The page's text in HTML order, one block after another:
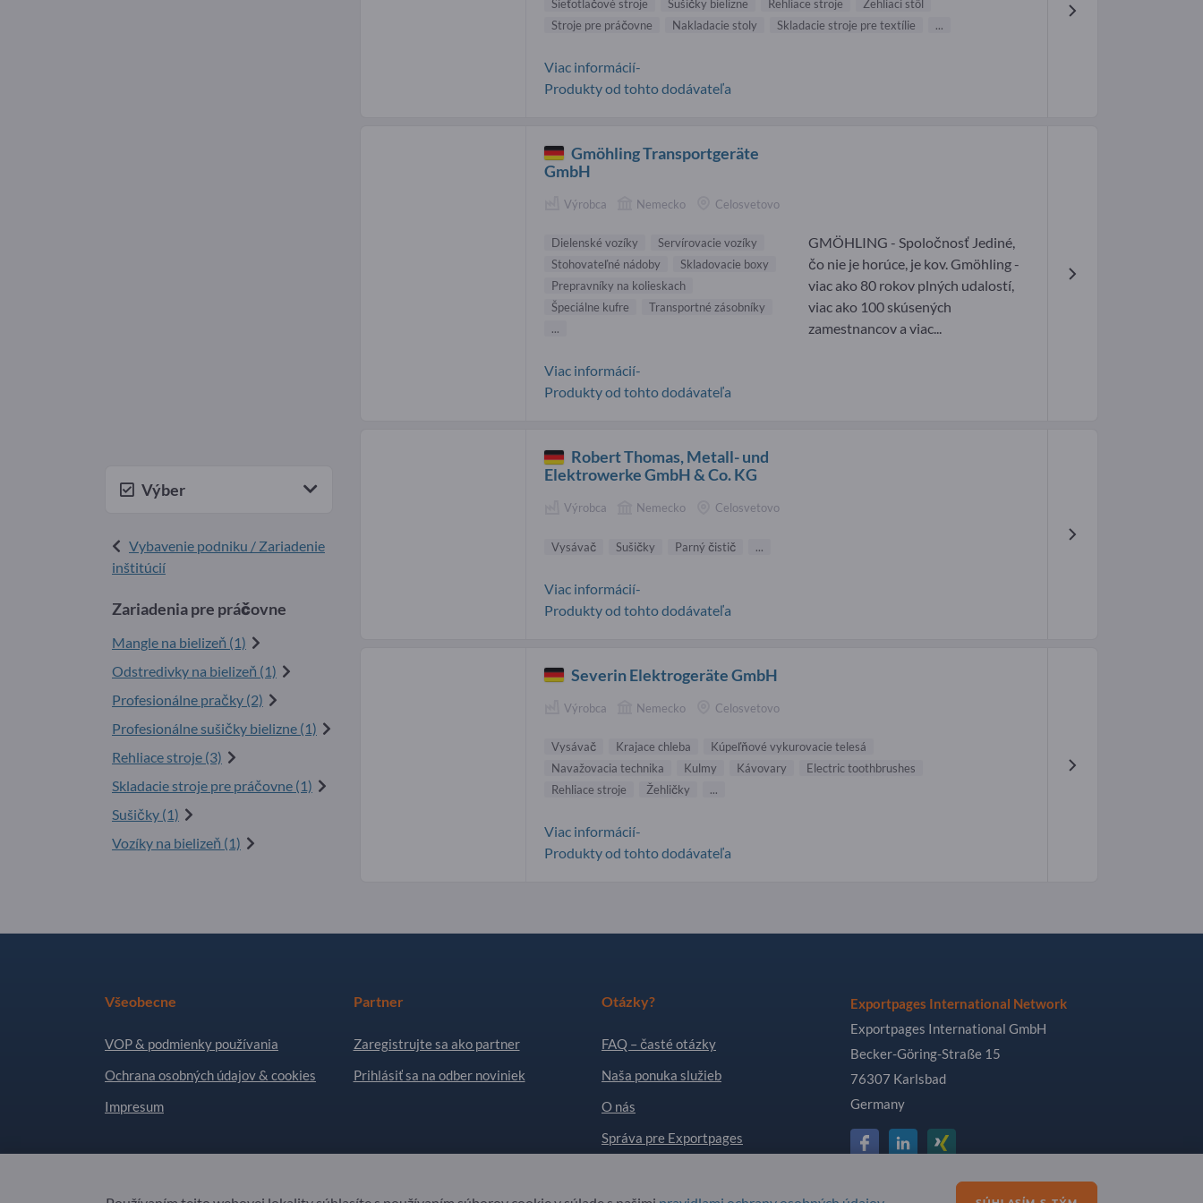
Výber
Vybavenie podniku / Zariadenie
inštitúcií
Zariadenia pre práčovne
Mangle na bielizeň (1)
Odstredivky na bielizeň (1)
Profesionálne pračky (2)
Profesionálne sušičky bielizne (1)
Rehliace stroje (3)
Skladacie stroje pre práčovne (1)
Sušičky (1)
Vozíky na bielizeň (1)
Sieťotlačové stroje Sušičky bielizne Rehliace stroje
Žehliaci stôl
Stroje pre práčovne
Nakladacie stoly Skladacie stroje pre textílie ...
Viac informácií-
Produkty od tohto dodávateľa
Gmöhling Transportgeräte
GmbH
Výrobca Nemecko Celosvetovo
Dielenské vozíky
Servírovacie vozíky
Stohovateľné nádoby
Skladovacie boxy
Prepravníky na kolieskach
Špeciálne kufre
Transportné zásobníky
...
GMÖHLING - Spoločnosť Jediné,
čo nie je horúce, je kov. Gmöhling -
viac ako 80 rokov plných udalostí,
viac ako 100 skúsených
zamestnancov a viac...
Viac informácií-
Produkty od tohto dodávateľa
Robert Thomas, Metall- und
Elektrowerke GmbH & Co. KG
Výrobca Nemecko Celosvetovo
Vysávač Sušičky Parný čistič ...
Viac informácií-
Produkty od tohto dodávateľa
Severin Elektrogeräte GmbH
Výrobca Nemecko Celosvetovo
Vysávač Krajace chleba
Kúpeľňové vykurovacie telesá
Navažovacia technika
Kulmy Kávovary
Electric toothbrushes
Rehliace stroje
Žehličky ...
Viac informácií-
Produkty od tohto dodávateľa
Všeobecne
VOP & podmienky používania
Ochrana osobných údajov & cookies
Impresum
Partner
Zaregistrujte sa ako partner
Prihlásiť sa na odber noviniek
Otázky?
FAQ – časté otázky
Naša ponuka služieb
O nás
Správa pre Exportpages
Exportpages International Network
Exportpages International GmbH
Becker-Göring-Straße 15
76307 Karlsbad
Germany